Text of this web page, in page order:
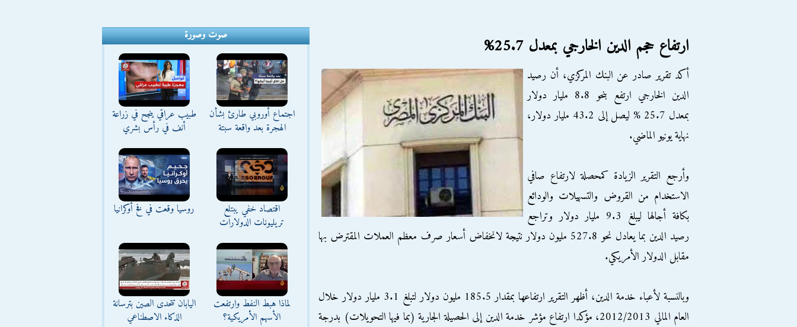
ارتفاع حجم الدين الخارجي بمعدل 25.7%
أكد تقرير صادر عن البنك المركزي، أن رصيد
الدين الخارجي ارتفع بنحو 8.8 مليار دولار
بمعدل 25.7 % ليصل إلى 43.2 مليار دولار،
نهاية يونيو الماضي.
وأرجع التقرير الزيادة كمحصلة لارتفاع صافي
الاستخدام من القروض والتسهيلات والودائع
بكافة أجالها ليبلغ 9.3 مليار دولار وتراجع
رصيد الدين بما يعادل نحو 527.8 مليون دولار نتيجة لانخفاض أسعار صرف معظم العملات المقترض بها
مقابل الدولار الأمريكي.
وبالنسبة لأعباء خدمة الدين، أظهر التقرير ارتفاعها بمقدار 185.5 مليون دولار لتبلغ 3.1 مليار دولار خلال
العام المالي 2012/2013، مؤكدا ارتفاع مؤشر خدمة الدين إلى الحصيلة الجارية (بما فيها التحويلات) بدرجة
صوت وصورة
اجتماع أوروبي طارئ بشأن
الهجرة بعد واقعة سبتة
طبيب عراقي ينجح في زراعة
أنف في رأس بشري
اقتصاد خفي يبتلع
تريليونات الدولارات
روسيا وقعت في فخ أوكرانيا
لماذا هبط النفط وارتفعت
الأسهم الأمريكية؟
اليابان تتحدى الصين بترسانة
الذكاء الاصطناعي